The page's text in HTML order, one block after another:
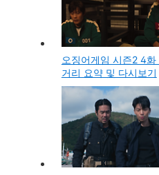
오징어게임 시즌2 4화
거리 요약 및 다시보기